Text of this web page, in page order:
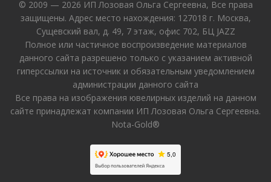
© 2009 — 2026 ИП Лозовая Ольга Сергеевна, Все права
защищены. Адрес место нахождения: 127018 г. Москва,
Сущевский вал, д. 49, 7 этаж, офис 702, БЦ JAZZ
Полное или частичное воспроизведение материалов
данного сайта разрешено только с указанием активной
гиперссылки на источник и обязательным уведомлением
администрации данного сайта
Все права на изображения ювелирных изделий на данном
сайте принадлежат компании ИП Лозовая Ольга Сергеевна.
Nota-Gold®